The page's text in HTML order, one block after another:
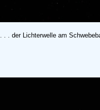
. . . der Lichterwelle am